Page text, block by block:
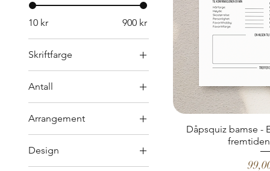
10 kr 900 kr
Skriftfarge
Antall
1
10
20
Arrangement
Baby Shower
Bryllup
Design
Dåpsquiz bamse -
Pris